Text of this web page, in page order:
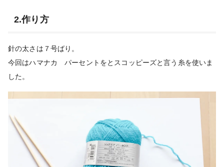
2.作り方
針の太さは７号ばり。
今回はハマナカ パーセントをとスコッピーズと言う糸を使いま
した。